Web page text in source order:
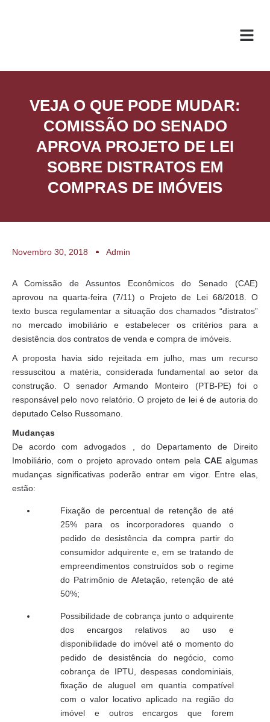
VEJA O QUE PODE MUDAR:
COMISSÃO DO SENADO
APROVA PROJETO DE LEI
SOBRE DISTRATOS EM
COMPRAS DE IMÓVEIS
Novembro 30, 2018 Admin
A Comissão de Assuntos Econômicos do Senado (CAE)
aprovou na quarta-feira (7/11) o Projeto de Lei 68/2018. O
texto busca regulamentar a situação dos chamados “distratos”
no mercado imobiliário e estabelecer os critérios para a
desistência dos contratos de venda e compra de imóveis.
A proposta havia sido rejeitada em julho, mas um recurso
ressuscitou a matéria, considerada fundamental ao setor da
construção. O senador Armando Monteiro (PTB-PE) foi o
responsável pelo novo relatório. O projeto de lei é de autoria do
deputado Celso Russomano.
Mudanças
De acordo com advogados , do Departamento de Direito
Imobiliário, com o projeto aprovado ontem pela CAEalgumas
mudanças significativas poderão entrar em vigor. Entre elas,
estão:
Fixação de percentual de retenção de até
25% para os incorporadores quando o
pedido de desistência da compra partir do
consumidor adquirente e, em se tratando de
empreendimentos construídos sob o regime
do Patrimônio de Afetação, retenção de até
50%;
Possibilidade de cobrança junto o adquirente
dos encargos relativos ao uso e
disponibilidade do imóvel até o momento do
pedido de desistência do negócio, como
cobrança de IPTU, despesas condominiais,
fixação de aluguel em quantia compatível
com o valor locativo aplicado na região do
imóvel e outros encargos que forem